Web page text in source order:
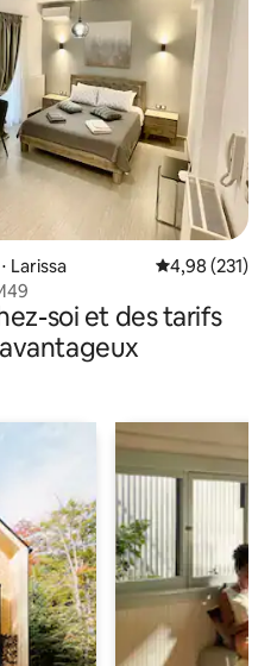
Larissa Évaluation
4,98 (231)
soi et des tarifs